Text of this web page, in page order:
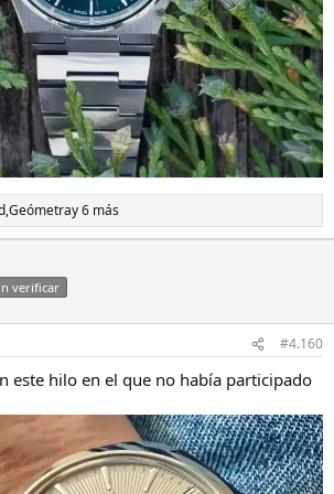
,Geómetray 6 más
verificar
#4.160
este hilo en el que no había participado